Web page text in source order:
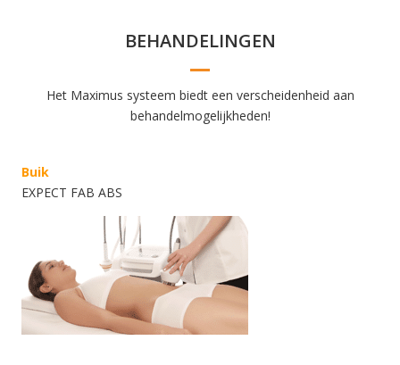
BEHANDELINGEN
Het Maximus systeem biedt een verscheidenheid aan
behandelmogelijkheden!
Buik
EXPECT FAB ABS